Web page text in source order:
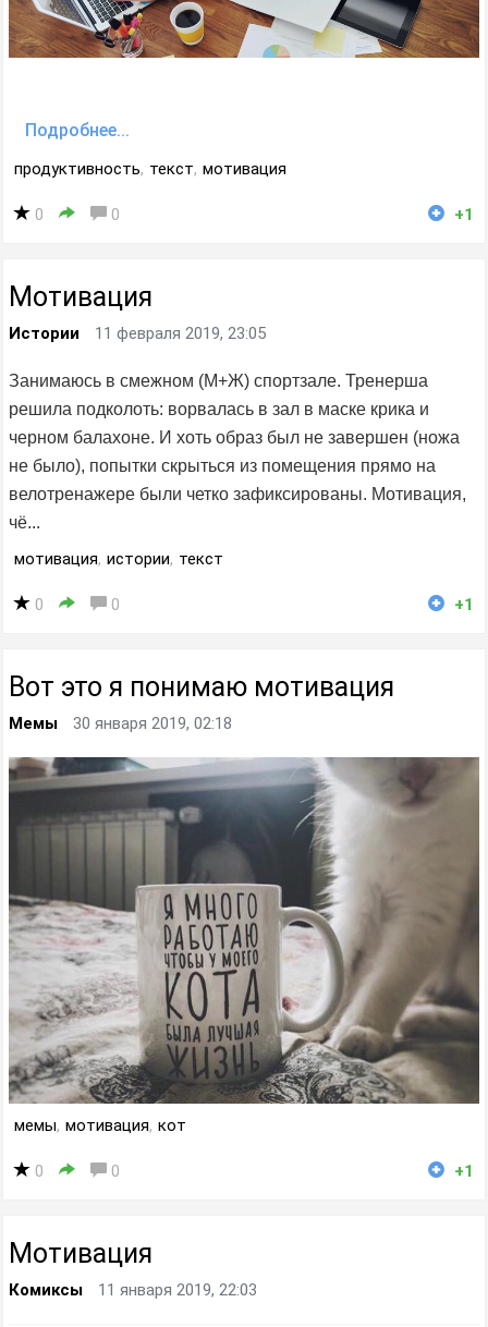
Подробнее...
продуктивность, текст, мотивация
0 0 +1
Мотивация
Истории 11 февраля 2019, 23:05
Занимаюсь в смежном (М+Ж) спортзале. Тренерша
решила подколоть: ворвалась в зал в маске крика и
черном балахоне. И хоть образ был не завершен (ножа
не было), попытки скрыться из помещения прямо на
велотренажере были четко зафиксированы. Мотивация,
чё...
мотивация, истории, текст
0 0 +1
Вот это я понимаю мотивация
Мемы 30 января 2019, 02:18
мемы, мотивация, кот
0 0 +1
Мотивация
Комиксы 11 января 2019, 22:03